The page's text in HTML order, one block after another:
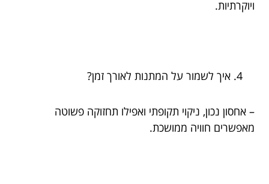
ויוקרתיות.
איך לשמור על המתנות לאורך זמן?
– אחסון נכון, ניקוי תקופתי ואפילו תחזוקה פשוטה
מאפשרים חוויה ממושכת.